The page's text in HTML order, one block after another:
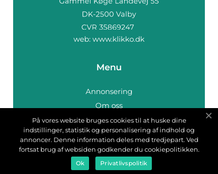
web: www.klikko.dk
Menu
Annonsering
Om oss
Cookies
Kontakta oss
Sitemap
På vores website bruges cookies til at huske dine
indstillinger, statistik og personalisering af indhold og
annoncer. Denne information deles med tredjepart. Ved
fortsat brug af websiden godkender du cookiepolitikken.
Ok Privatlivspolitik